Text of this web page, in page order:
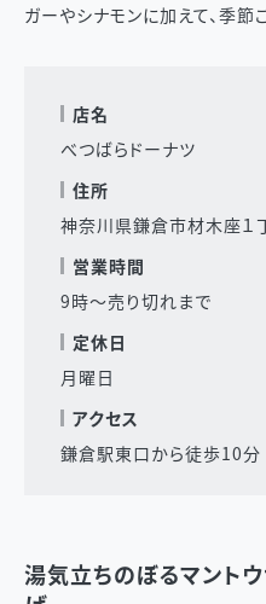
ガーやシナモンに加えて、季節
店名
べつばらドーナツ
住所
神奈川県鎌倉市材木座１
営業時間
9時～売り切れまで
定休日
月曜日
アクセス
鎌倉駅東口から徒歩10分
湯気立ちのぼるマント